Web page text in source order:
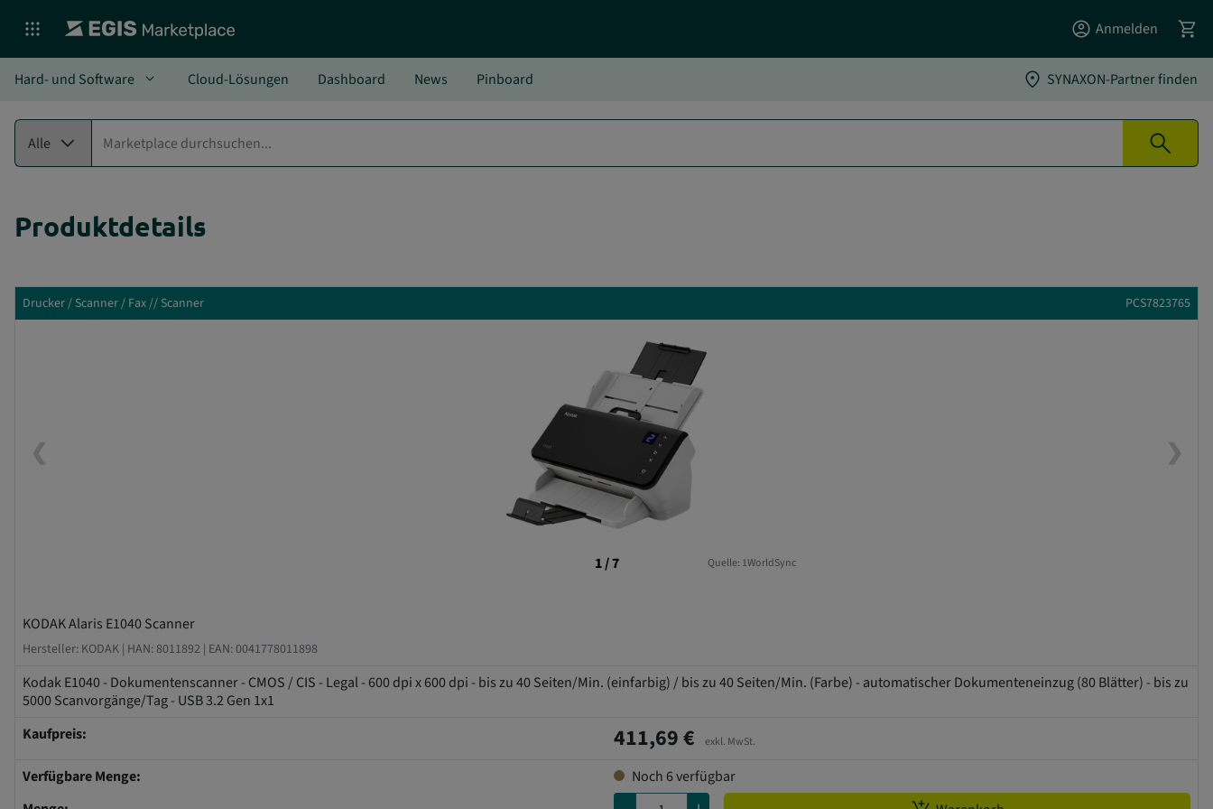
account_circle Anmelden shopping_cart
Hard- und Software Toggle Dropdown
Cloud-Lösungen Dashboard News Pinboard location_on SYNAXON-Partner finden
Alle expand_more search
Produktdetails
Drucker / Scanner / Fax // Scanner PCS7823765
1 / 7
❮ ❯
Quelle: 1WorldSync
KODAK Alaris E1040 Scanner
Hersteller: KODAK | HAN: 8011892 | EAN: 0041778011898
Kodak E1040 - Dokumentenscanner - CMOS / CIS - Legal - 600 dpi x 600 dpi - bis zu 40 Seiten/Min. (einfarbig) / bis zu 40 Seiten/Min. (Farbe) - automatischer Dokumenteneinzug (80 Blätter) - bis zu
5000 Scanvorgänge/Tag - USB 3.2 Gen 1x1
Kaufpreis:
411,69 € exkl. MwSt.
Verfügbare Menge: Noch6verfügbar